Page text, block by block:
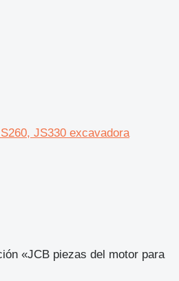
JS330 excavadora
«JCB piezas del motor para